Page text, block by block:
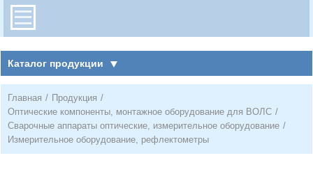
Каталог продукции
Главная / Продукция /
Оптические компоненты, монтажное оборудование для ВОЛС /
Сварочные аппараты оптические, измерительное оборудование /
Измерительное оборудование, рефлектометры